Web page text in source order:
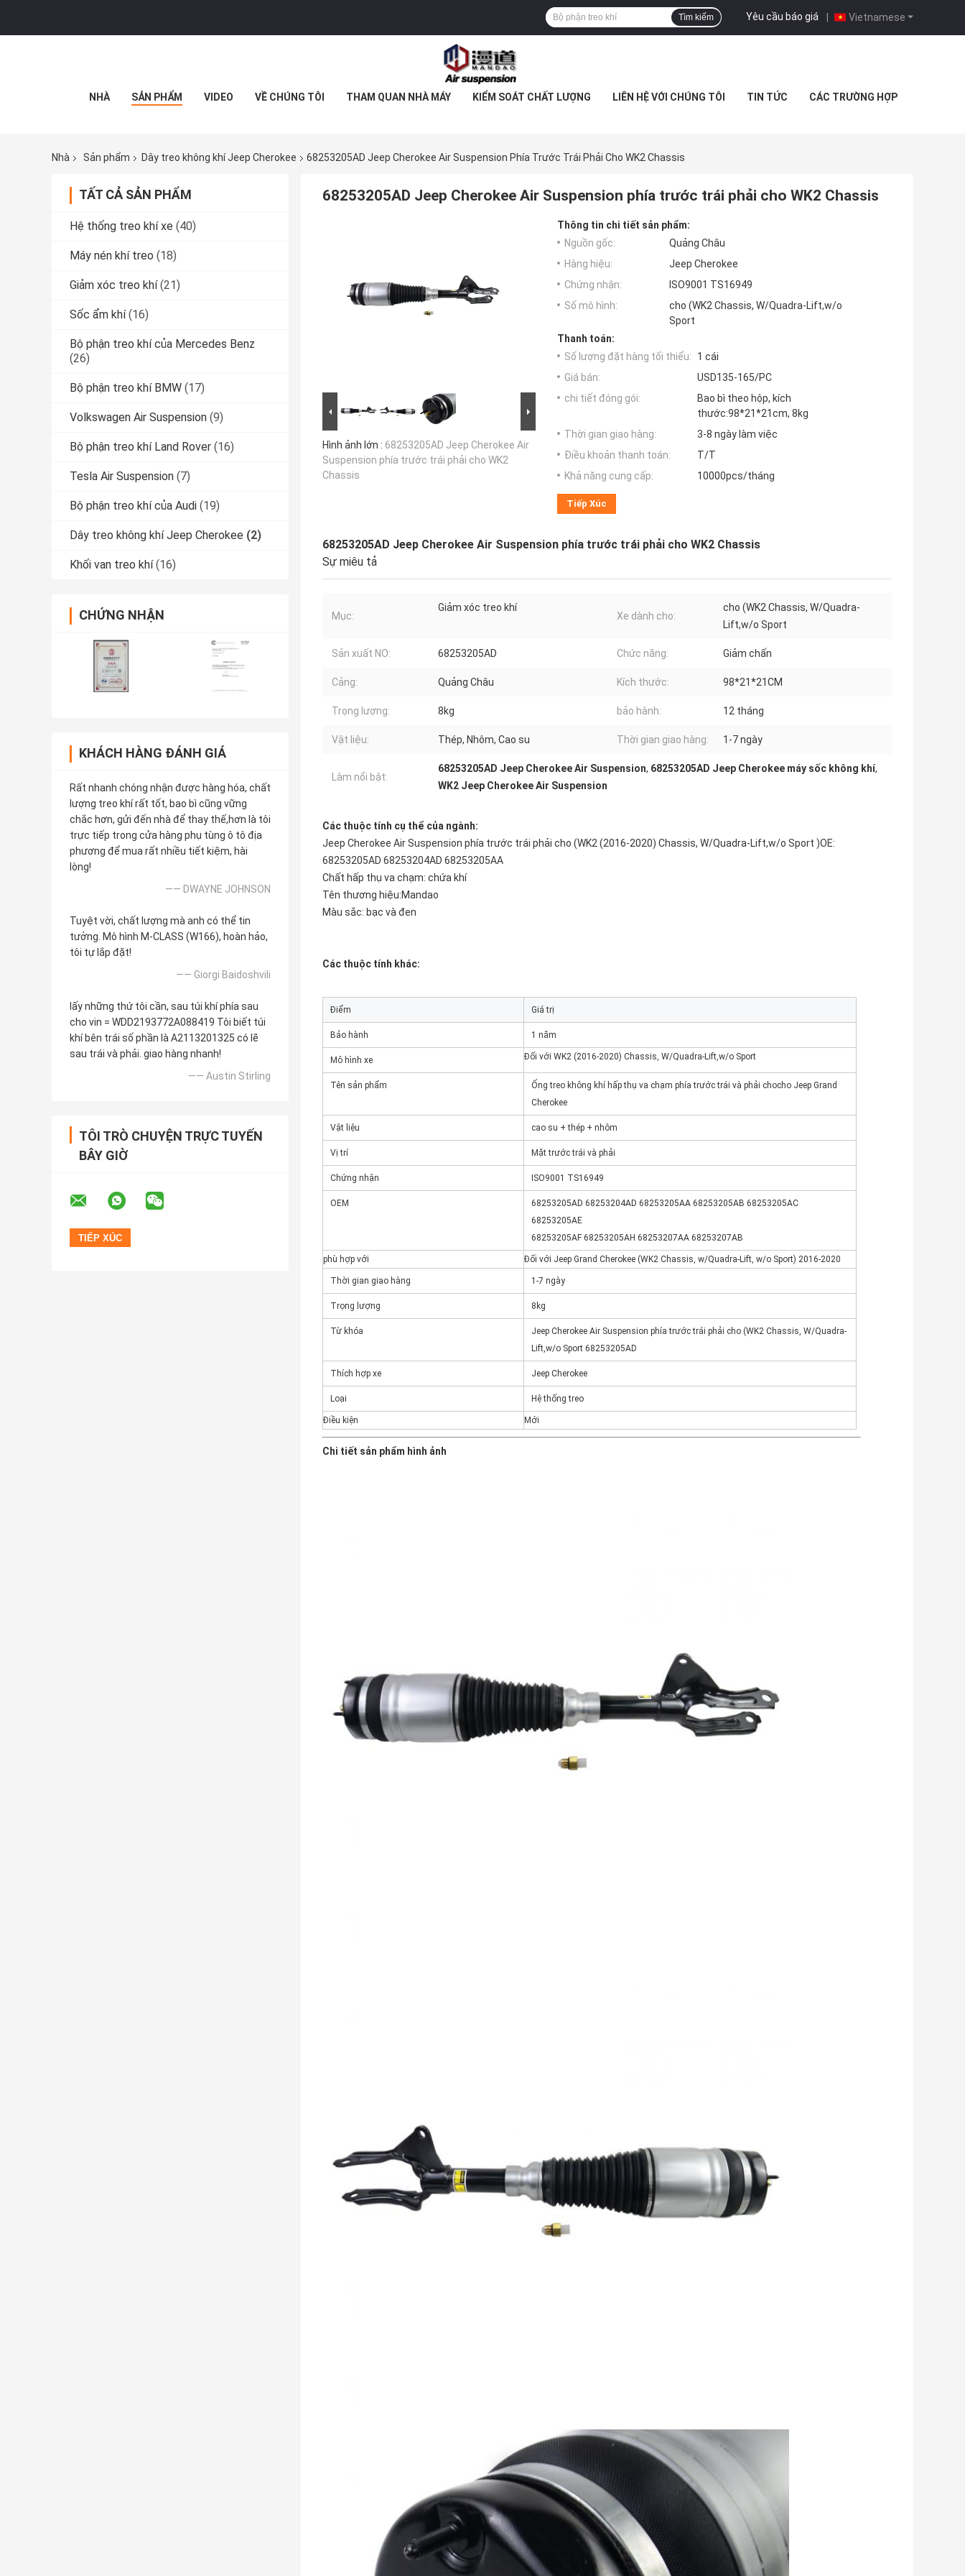
Vietnamese
Yêu cầu báo giá |
Tìm kiếm
NHÀ SẢN PHẨM VIDEO VỀ CHÚNG TÔI THAM QUAN NHÀ MÁY KIỂM SOÁT CHẤT LƯỢNG LIÊN HỆ VỚI CHÚNG TÔI TIN TỨC CÁC TRƯỜNG HỢP
Nhà Sản phẩm Dây treo không khí Jeep Cherokee 68253205AD Jeep Cherokee Air Suspension Phía Trước Trái Phải Cho WK2 Chassis
TẤT CẢ SẢN PHẨM
Hệ thống treo khí xe (40)
Máy nén khí treo (18)
Giảm xóc treo khí (21)
Sốc ẩm khí (16)
Bộ phận treo khí của Mercedes Benz
(26)
Bộ phận treo khí BMW (17)
Volkswagen Air Suspension (9)
Bộ phận treo khí Land Rover (16)
Tesla Air Suspension (7)
Bộ phận treo khí của Audi (19)
Dây treo không khí Jeep Cherokee (2)
Khối van treo khí (16)
CHỨNG NHẬN
KHÁCH HÀNG ĐÁNH GIÁ
Rất nhanh chóng nhận được hàng hóa, chất
lượng treo khí rất tốt, bao bì cũng vững
chắc hơn, gửi đến nhà để thay thế,hơn là tôi
trực tiếp trong cửa hàng phụ tùng ô tô địa
phương để mua rất nhiều tiết kiệm, hài
lòng!
—— DWAYNE JOHNSON
Tuyệt vời, chất lượng mà anh có thể tin
tưởng. Mô hình M-CLASS (W166), hoàn hảo,
tôi tự lắp đặt!
—— Giorgi Baidoshvili
lấy những thứ tôi cần, sau túi khí phía sau
cho vin = WDD2193772A088419 Tôi biết túi
khí bên trái số phần là A2113201325 có lẽ
sau trái và phải. giao hàng nhanh!
—— Austin Stirling
TÔI TRÒ CHUYỆN TRỰC TUYẾN
BÂY GIỜ
68253205AD Jeep Cherokee Air Suspension phía trước trái phải cho WK2 Chassis
Hình ảnh lớn : 68253205AD Jeep Cherokee Air
Suspension phía trước trái phải cho WK2
Chassis
Thông tin chi tiết sản phẩm:
Nguồn gốc:
Quảng Châu
Hàng hiệu:
Jeep Cherokee
Chứng nhận:
ISO9001 TS16949
Số mô hình:
cho (WK2 Chassis, W/Quadra-Lift,w/o
Sport
Thanh toán:
Số lượng đặt hàng tối thiểu:
1 cái
Giá bán:
USD135-165/PC
chi tiết đóng gói:
Bao bì theo hộp, kích
thước:98*21*21cm, 8kg
Thời gian giao hàng:
3-8 ngày làm việc
Điều khoản thanh toán:
T/T
Khả năng cung cấp:
10000pcs/tháng
Tiếp Xúc
68253205AD Jeep Cherokee Air Suspension phía trước trái phải cho WK2 Chassis
Sự miêu tả
Mục:
Giảm xóc treo khí
Xe dành cho:
cho (WK2 Chassis, W/Quadra-
Lift,w/o Sport
Sản xuất NO: 68253205AD Chức năng: Giảm chấn
Cảng: Quảng Châu Kích thước: 98*21*21CM
Trọng lượng: 8kg bảo hành: 12 tháng
Vật liệu: Thép, Nhôm, Cao su Thời gian giao hàng: 1-7 ngày
Làm nổi bật:
68253205AD Jeep Cherokee Air Suspension, 68253205AD Jeep Cherokee máy sốc không khí,
WK2 Jeep Cherokee Air Suspension
Các thuộc tính cụ thể của ngành:
Jeep Cherokee Air Suspension phía trước trái phải cho (WK2 (2016-2020) Chassis, W/Quadra-Lift,w/o Sport )OE:
68253205AD 68253204AD 68253205AA
Chất hấp thụ va chạm: chứa khí
Tên thương hiệu:Mandao
Màu sắc: bạc và đen
Các thuộc tính khác:
Điểm Giá trị
Bảo hành 1 năm
Mô hình xe Đối với WK2 (2016-2020) Chassis, W/Quadra-Lift,w/o Sport
Tên sản phẩm Ống treo không khí hấp thụ va chạm phía trước trái và phải chocho Jeep Grand
Cherokee
Vật liệu cao su + thép + nhôm
Vị trí Mặt trước trái và phải
Chứng nhận ISO9001 TS16949
OEM
68253205AD 68253204AD 68253205AA 68253205AB 68253205AC
68253205AE
68253205AF 68253205AH 68253207AA 68253207AB
phù hợp với Đối với Jeep Grand Cherokee (WK2 Chassis, w/Quadra-Lift, w/o Sport) 2016-2020
Thời gian giao hàng 1-7 ngày
Trọng lượng 8kg
Từ khóa
Jeep Cherokee Air Suspension phía trước trái phải cho (WK2 Chassis, W/Quadra-
Lift,w/o Sport 68253205AD
Thích hợp xe Jeep Cherokee
Loại Hệ thống treo
Điều kiện Mới
Chi tiết sản phẩm hình ảnh